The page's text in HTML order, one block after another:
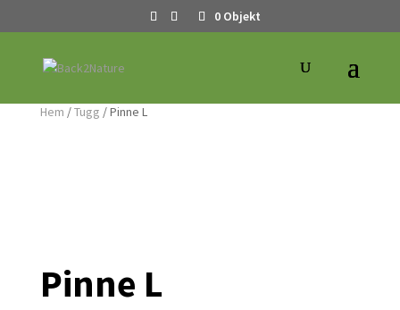
0 Objekt
Hem /Tugg / Pinne L
Pinne L